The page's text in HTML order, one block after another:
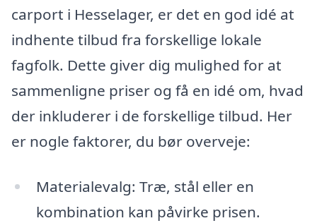
carport i Hesselager, er det en god idé at
indhente tilbud fra forskellige lokale
fagfolk. Dette giver dig mulighed for at
sammenligne priser og få en idé om, hvad
der inkluderer i de forskellige tilbud. Her
er nogle faktorer, du bør overveje:
Materialevalg: Træ, stål eller en
kombination kan påvirke prisen.